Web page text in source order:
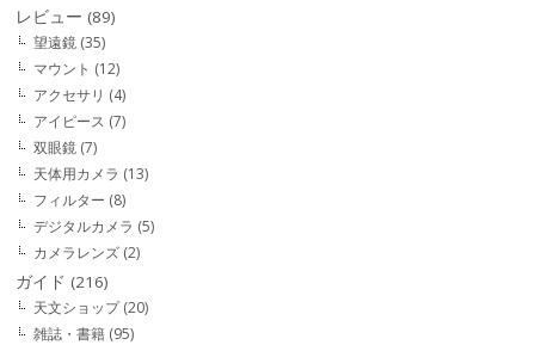
レビュー (89)
望遠鏡 (35)
マウント (12)
アクセサリ (4)
アイピース (7)
双眼鏡 (7)
天体用カメラ (13)
フィルター (8)
デジタルカメラ (5)
カメラレンズ (2)
ガイド (216)
天文ショップ(20)
雑誌・書籍 (95)